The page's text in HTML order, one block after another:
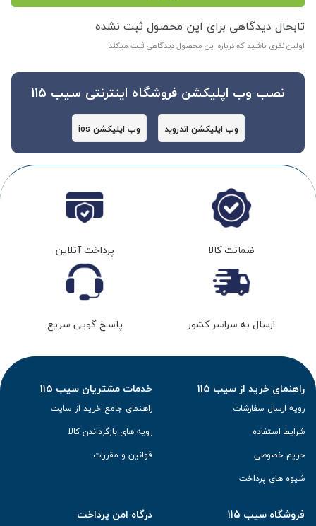
تابحال دیدگاهی برای این محصول ثبت نشده
اولین نفری باشید که درباره این محصول دیدگاهی ثبت میکند
نصب وب اپلیکشن فروشگاه اینترنتی سیب 115
وب اپلیکشن اندروید وب اپلیکشن ios
ضمانت کالا پرداخت آنلاین
ارسال به سراسر کشور پاسخ گویی سریع
راهنمای خرید از سیب 115
رویه ارسال سفارشات
شرایط استفاده
حریم خصوصی
شیوه های پرداخت
خدمات مشتریان سیب 115
راهنمای جامع خرید از سایت
رویه های بازگرداندن کالا
قوانین و مقررات
فروشگاه سیب 115 درگاه امن پرداخت